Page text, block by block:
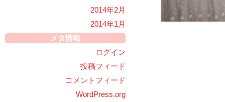
2014年2月
2014年1月
メタ情報
ログイン
投稿フィード
コメントフィード
WordPress.org